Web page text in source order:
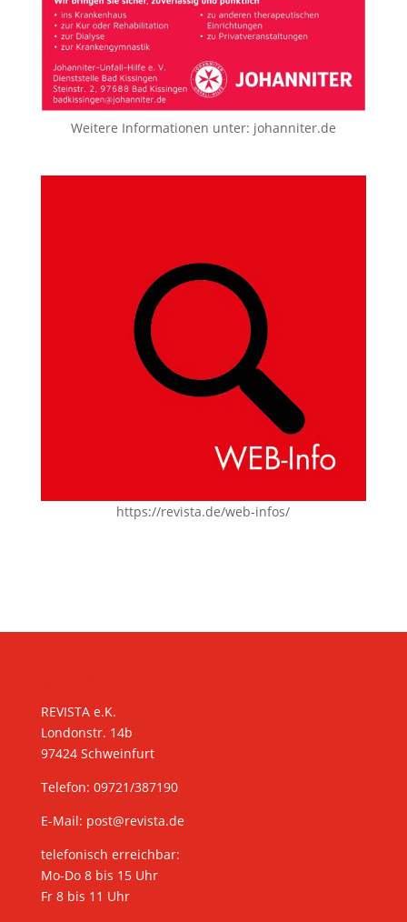
Weitere Informationen unter: johanniter.de
https://revista.de/web-infos/
REVISTA e.K.
Londonstr. 14b
97424 Schweinfurt
Telefon: 09721/387190
E-Mail: post@revista.de
telefonisch erreichbar:
Mo-Do 8 bis 15 Uhr
Fr 8 bis 11 Uhr